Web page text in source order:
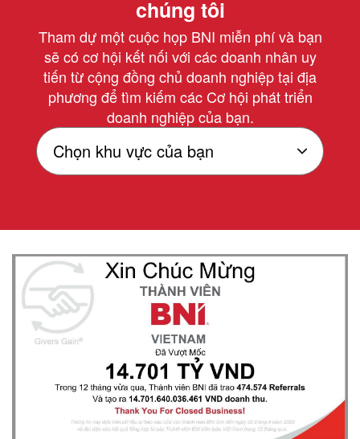
chúng tôi
Tham dự một cuộc họp BNI miễn phí và bạn
sẽ có cơ hội kết nối với các doanh nhân uy
tiến từ cộng đồng chủ doanh nghiệp tại địa
phương để tìm kiếm các Cơ hội phát triển
doanh nghiệp của bạn.